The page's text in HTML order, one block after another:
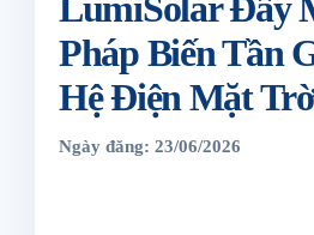
Pháp Biến Tần
Hệ Điện Mặt
Ngày đăng: 23/06/2026